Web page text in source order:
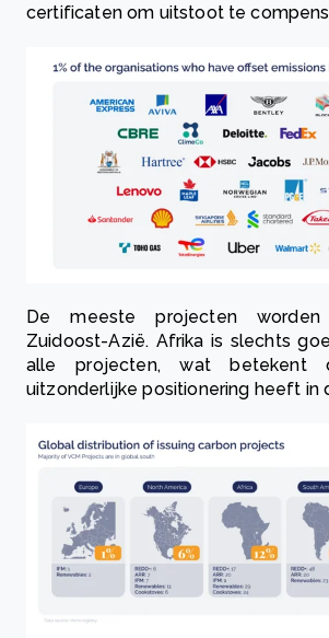
certificaten om uitstoot te
De meeste projecten
Zuidoost-Azië. Afrika is slechts
alle projecten, wat betekent
uitzonderlijke positionering heeft in